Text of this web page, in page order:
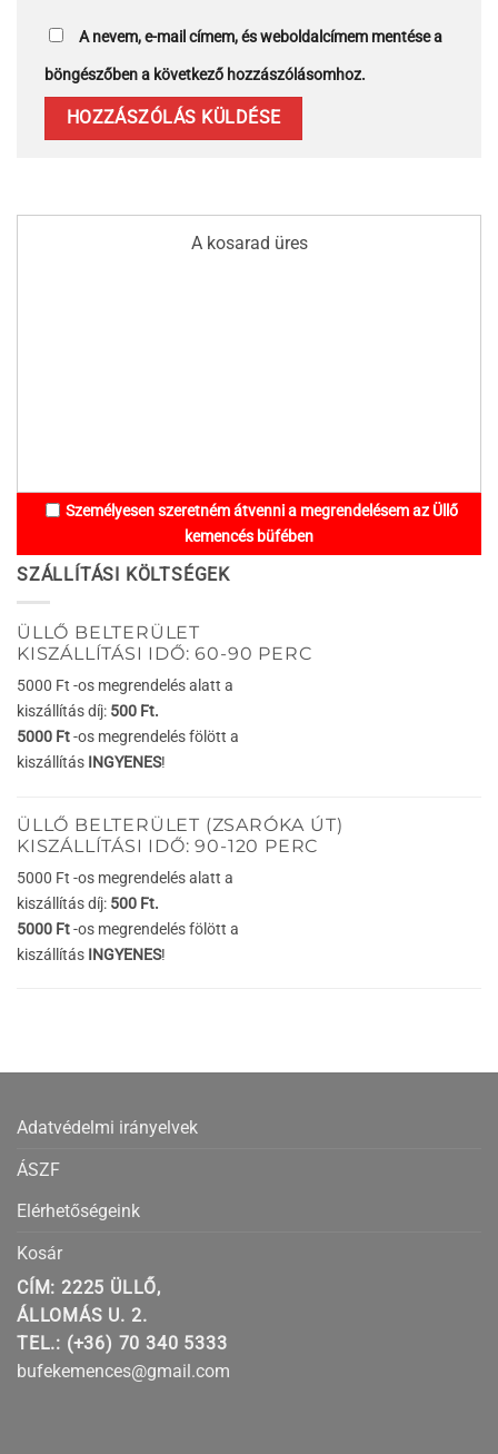
A nevem, e-mail címem, és weboldalcímem mentése a
böngészőben a következő hozzászólásomhoz.
A kosarad üres
Személyesen szeretném átvenni a megrendelésem az Üllő
kemencés büfében
SZÁLLÍTÁSI KÖLTSÉGEK
ÜLLŐ BELTERÜLET
KISZÁLLÍTÁSI IDŐ: 60-90 PERC
5000 Ft -os megrendelés alatt a
kiszállítás díj: 500 Ft.
5000 Ft-os megrendelés fölött a
kiszállítás INGYENES!
ÜLLŐ BELTERÜLET (ZSARÓKA ÚT)
KISZÁLLÍTÁSI IDŐ: 90-120 PERC
5000 Ft -os megrendelés alatt a
kiszállítás díj: 500 Ft.
5000 Ft-os megrendelés fölött a
kiszállítás INGYENES!
Adatvédelmi irányelvek
ÁSZF
Elérhetőségeink
Kosár
CÍM: 2225 ÜLLŐ,
ÁLLOMÁS U. 2.
TEL.: (+36) 70 340 5333
bufekemences@gmail.com